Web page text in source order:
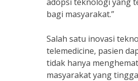
bagi masyarakat.”
Salah satu inovasi
telemedicine, pasien
tidak hanya
masyarakat yang